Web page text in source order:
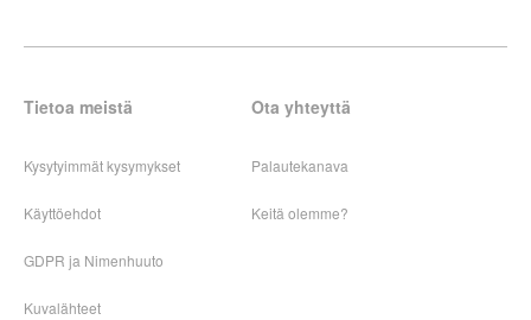
Tietoa meistä
Kysytyimmät kysymykset
Käyttöehdot
GDPR ja Nimenhuuto
Kuvalähteet
Ota yhteyttä
Palautekanava
Keitä olemme?